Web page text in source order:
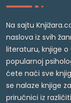
Na sajtu
naslova iz svih
literaturu, knjige o
popularnoj
ćete naći sve
se nalaze knjige
priručnici iz